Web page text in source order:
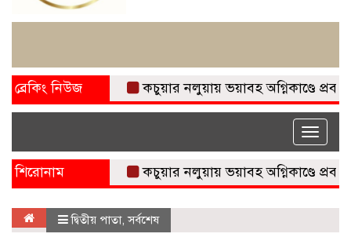
ব্রেকিং নিউজ কচুয়ার নলুয়ায় ভয়াবহ অগ্নিকাণ্ডে
Toggle
শিরোনাম কচুয়ার নলুয়ায় ভয়াবহ অগ্নিকাণ্ডে
দ্বিতীয় পাতা,সর্বশেষ